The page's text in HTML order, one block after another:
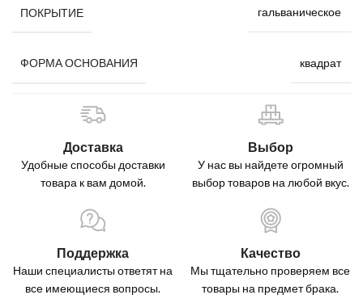
ПОКРЫТИЕ гальваническое
ФОРМА ОСНОВАНИЯ квадрат
Доставка
Удобные способы доставки
товара к вам домой.
Выбор
У нас вы найдете огромный
выбор товаров на любой вкус.
Поддержка
Наши специалисты ответят на
все имеющиеся вопросы.
Качество
Мы тщательно проверяем все
товары на предмет брака.